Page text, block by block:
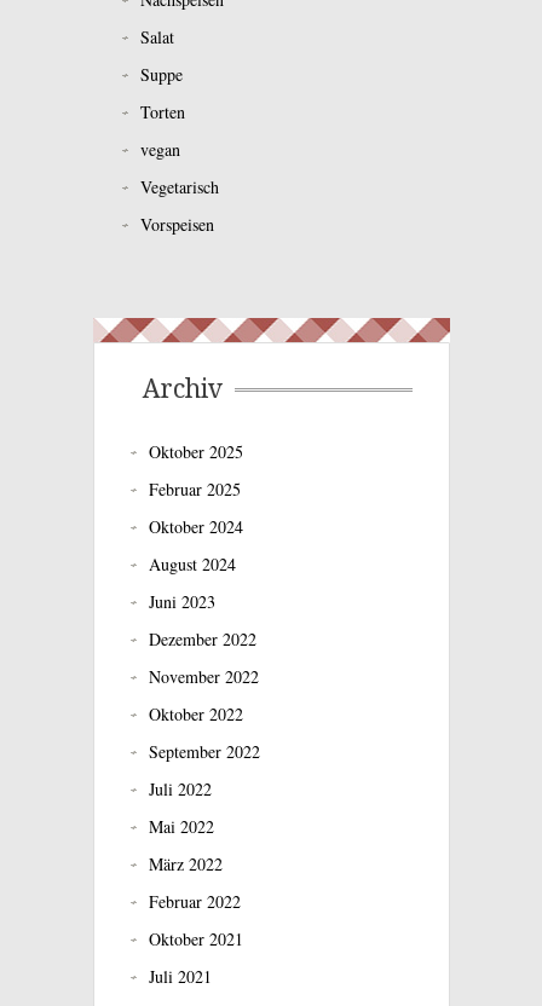
Salat
Suppe
Torten
vegan
Vegetarisch
Vorspeisen
Archiv
Oktober 2025
Februar 2025
Oktober 2024
August 2024
Juni 2023
Dezember 2022
November 2022
Oktober 2022
September 2022
Juli 2022
Mai 2022
März 2022
Februar 2022
Oktober 2021
Juli 2021